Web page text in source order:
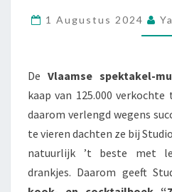
18
1 Augustus 2024
De Vlaamse spektakel-
kaap van 125.000
daarom verlengd wegens
te vieren dachten ze bij
natuurlijk ’t beste met
drankjes. Daarom geeft